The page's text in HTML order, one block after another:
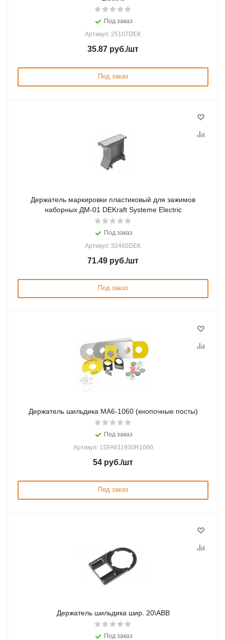
Под заказ
Артикул: 25107DEK
35.87 руб./шт
Под заказ
Держатель маркировки пластиковый для зажимов
наборных ДМ-01 DEKraft Systeme Electric
Под заказ
Артикул: 32460DEK
71.49 руб./шт
Под заказ
Держатель шильдика MA6-1060 (кнопочные посты)
Под заказ
Артикул: 1SFA611930R1060
54 руб./шт
Под заказ
Держатель шильдика шир. 20\ABB
Под заказ